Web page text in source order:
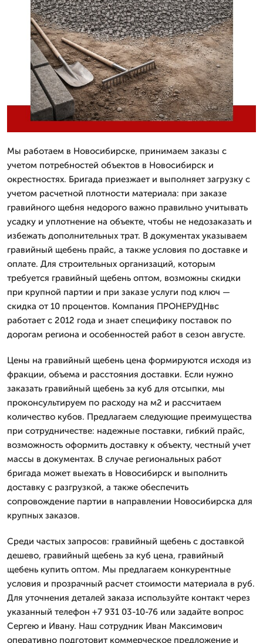
Мы работаем в Новосибирске, принимаем заказы с
учетом потребностей объектов в Новосибирск и
окрестностях. Бригада приезжает и выполняет загрузку с
учетом расчетной плотности материала: при заказе
гравийного щебня недорого важно правильно учитывать
усадку и уплотнение на объекте, чтобы не недозаказать и
избежать дополнительных трат. В документах указываем
гравийный щебень прайс, а также условия по доставке и
оплате. Для строительных организаций, которым
требуется гравийный щебень оптом, возможны скидки
при крупной партии и при заказе услуги под ключ —
скидка от 10 процентов. Компания ПРОНЕРУДНвс
работает с 2012 года и знает специфику поставок по
дорогам региона и особенностей работ в сезон августе.
Цены на гравийный щебень цена формируются исходя из
фракции, объема и расстояния доставки. Если нужно
заказать гравийный щебень за куб для отсыпки, мы
проконсультируем по расходу на м2 и рассчитаем
количество кубов. Предлагаем следующие преимущества
при сотрудничестве: надежные поставки, гибкий прайс,
возможность оформить доставку к объекту, честный учет
массы в документах. В случае региональных работ
бригада может выехать в Новосибирск и выполнить
доставку с разгрузкой, а также обеспечить
сопровождение партии в направлении Новосибирска для
крупных заказов.
Среди частых запросов: гравийный щебень с доставкой
дешево, гравийный щебень за куб цена, гравийный
щебень купить оптом. Мы предлагаем конкурентные
условия и прозрачный расчет стоимости материала в руб.
Для уточнения деталей заказа используйте контакт через
указанный телефон +7 931 03-10-76 или задайте вопрос
Сергею и Ивану. Наш сотрудник Иван Максимович
оперативно подготовит коммерческое предложение и